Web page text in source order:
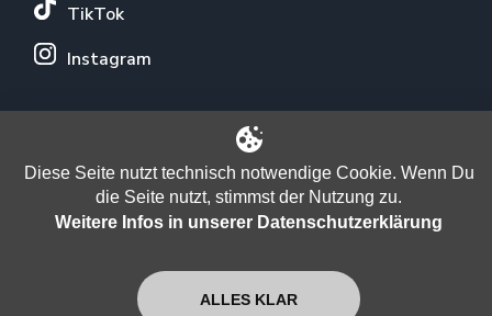
TikTok
Instagram
Newsletter
Verein
Unterstützen
Diese Seite nutzt technisch notwendige Cookie. Wenn Du
die Seite nutzt, stimmst der Nutzung zu.
Weitere Infos in unserer Datenschutzerklärung
ALLES KLAR